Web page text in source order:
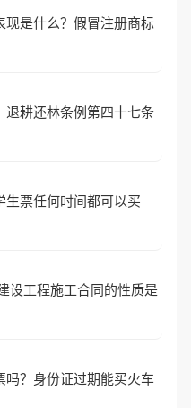
现是什么？假冒注册商标
退耕还林条例第四十七条
生票任何时间都可以买
设工程施工合同的性质是
吗？身份证过期能买火车